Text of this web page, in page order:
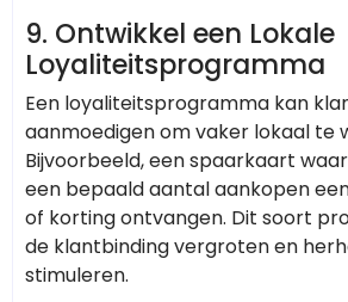
9. Ontwikkel een Lokale
Loyaliteitsprogramma
Een loyaliteitsprogramma kan
aanmoedigen om vaker lokaal te
Bijvoorbeeld, een spaarkaart
een bepaald aantal aankopen
of korting ontvangen. Dit soort
de klantbinding vergroten en
stimuleren.